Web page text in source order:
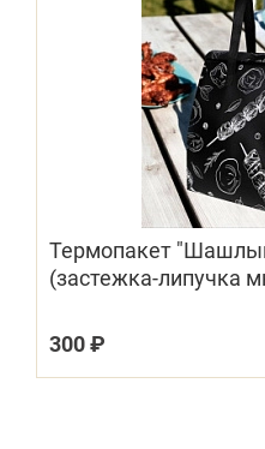
Термопакет
(застежка-липучка
300 ₽